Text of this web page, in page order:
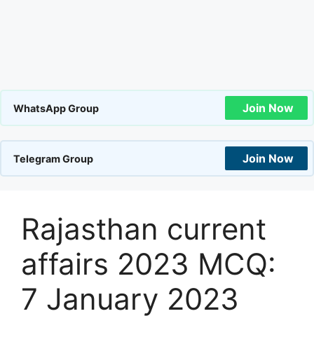
WhatsApp Group Join Now
Telegram Group Join Now
Rajasthan current
affairs 2023 MCQ:
7 January 2023